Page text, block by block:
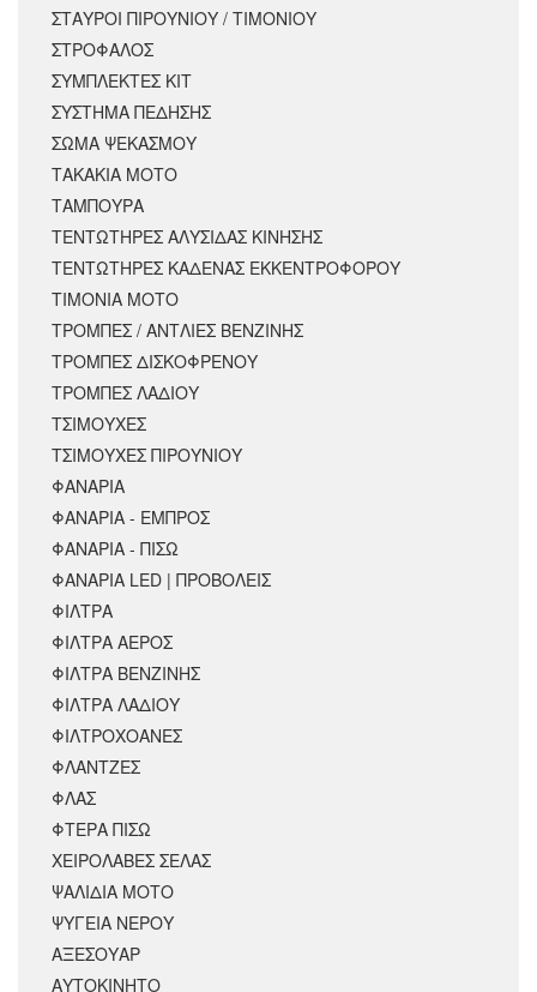
ΣΤΑΥΡΟΙ ΠΙΡΟΥΝΙΟΥ / ΤΙΜΟΝΙΟΥ
ΣΤΡΟΦΑΛΟΣ
ΣΥΜΠΛΕΚΤΕΣ ΚΙΤ
ΣΥΣΤΗΜΑ ΠΕΔΗΣΗΣ
ΣΩΜΑ ΨΕΚΑΣΜΟΥ
ΤΑΚΑΚΙΑ ΜΟΤΟ
ΤΑΜΠΟΥΡΑ
ΤΕΝΤΩΤΗΡΕΣ ΑΛΥΣΙΔΑΣ ΚΙΝΗΣΗΣ
ΤΕΝΤΩΤΗΡΕΣ ΚΑΔΕΝΑΣ ΕΚΚΕΝΤΡΟΦΟΡΟΥ
ΤΙΜΟΝΙΑ ΜΟΤΟ
ΤΡΟΜΠΕΣ / ΑΝΤΛΙΕΣ ΒΕΝΖΙΝΗΣ
ΤΡΟΜΠΕΣ ΔΙΣΚΟΦΡΕΝΟΥ
ΤΡΟΜΠΕΣ ΛΑΔΙΟΥ
ΤΣΙΜΟΥΧΕΣ
ΤΣΙΜΟΥΧΕΣ ΠΙΡΟΥΝΙΟΥ
ΦΑΝΑΡΙΑ
ΦΑΝΑΡΙΑ - ΕΜΠΡΟΣ
ΦΑΝΑΡΙΑ - ΠΙΣΩ
ΦΑΝΑΡΙΑ LED | ΠΡΟΒΟΛΕΙΣ
ΦΙΛΤΡΑ
ΦΙΛΤΡΑ ΑΕΡΟΣ
ΦΙΛΤΡΑ ΒΕΝΖΙΝΗΣ
ΦΙΛΤΡΑ ΛΑΔΙΟΥ
ΦΙΛΤΡΟΧΟΑΝΕΣ
ΦΛΑΝΤΖΕΣ
ΦΛΑΣ
ΦΤΕΡΑ ΠΙΣΩ
ΧΕΙΡΟΛΑΒΕΣ ΣΕΛΑΣ
ΨΑΛΙΔΙΑ ΜΟΤΟ
ΨΥΓΕΙΑ ΝΕΡΟΥ
ΑΞΕΣΟΥΆΡ
ΑΥΤΟΚΙΝΗΤΟ